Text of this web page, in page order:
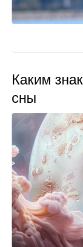
Каким
сны